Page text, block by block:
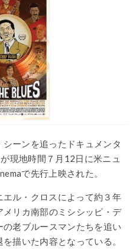
ーンを追ったドキュメンタ
現地時間７月12日に米ニュ
で先行上映された。
ル・クロスによって約３年
リカ南部のミシシッピ・デ
老ブルースマンたちを追い
描いた内容となっている。